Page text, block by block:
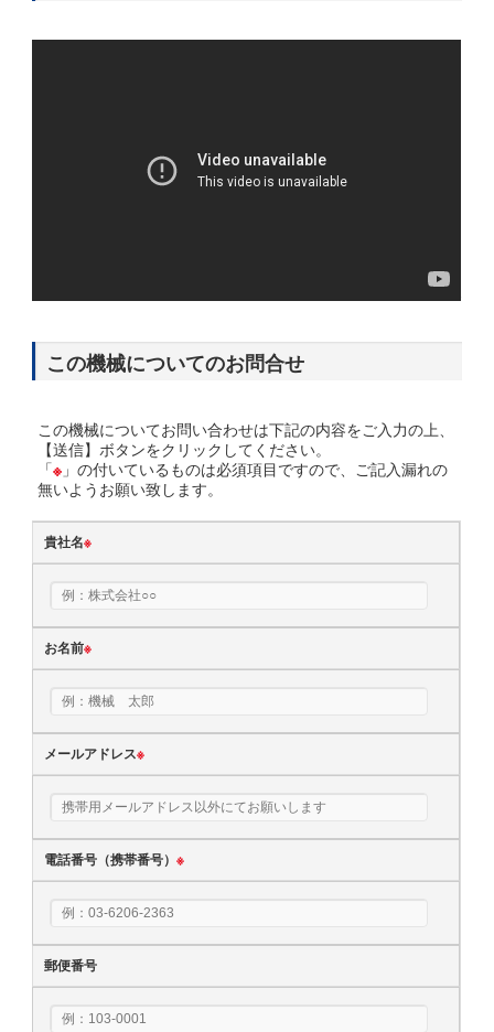
この機械についてのお問合せ
この機械についてお問い合わせは下記の内容をご入力の上、
【送信】ボタンをクリックしてください。
「※ 」の付いているものは必須項目ですので、ご記入漏れの
無いようお願い致します。
貴社名※
お名前※
メールアドレス※
電話番号（携帯番号）※
郵便番号